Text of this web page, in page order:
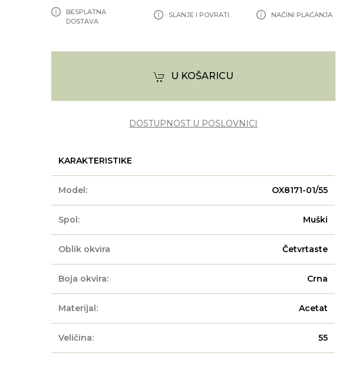
BESPLATNA
DOSTAVA
SLANJE I POVRATI NAČINI PLAĆANJA
U KOŠARICU
DOSTUPNOST U POSLOVNICI
KARAKTERISTIKE
Model: OX8171-01/55
Spol: Muški
Oblik okvira Četvrtaste
Boja okvira: Crna
Materijal: Acetat
Veličina: 55